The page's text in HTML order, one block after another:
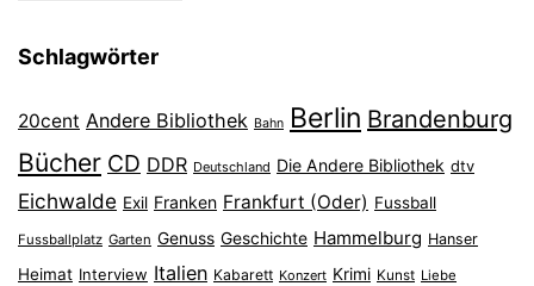
Schlagwörter
20cent Andere Bibliothek Bahn Berlin Brandenburg
Bücher CD DDR Deutschland Die Andere Bibliothek dtv
Eichwalde Exil Franken Frankfurt (Oder) Fussball
Fussballplatz Garten Genuss Geschichte Hammelburg Hanser
Heimat Interview Italien Kabarett Konzert Krimi Kunst Liebe